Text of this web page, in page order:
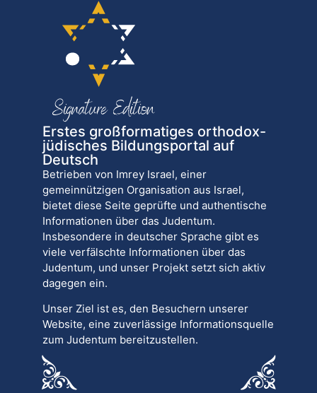
Erstes großformatiges orthodox-
jüdisches Bildungsportal auf
Deutsch
Betrieben von Imrey Israel, einer
gemeinnützigen Organisation aus Israel,
bietet diese Seite geprüfte und authentische
Informationen über das Judentum.
Insbesondere in deutscher Sprache gibt es
viele verfälschte Informationen über das
Judentum, und unser Projekt setzt sich aktiv
dagegen ein.
Unser Ziel ist es, den Besuchern unserer
Website, eine zuverlässige Informationsquelle
zum Judentum bereitzustellen.